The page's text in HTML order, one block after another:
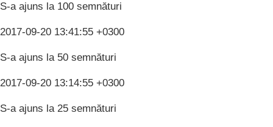
S-a ajuns la 100 semnături
2017-09-20 13:41:55 +0300
S-a ajuns la 50 semnături
2017-09-20 13:14:55 +0300
S-a ajuns la 25 semnături